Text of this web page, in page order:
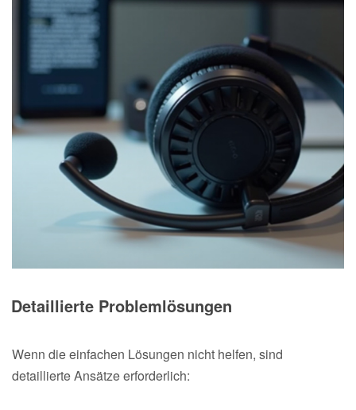
Detaillierte Problemlösungen
Wenn die einfachen Lösungen nicht helfen, sind
detaillierte Ansätze erforderlich: